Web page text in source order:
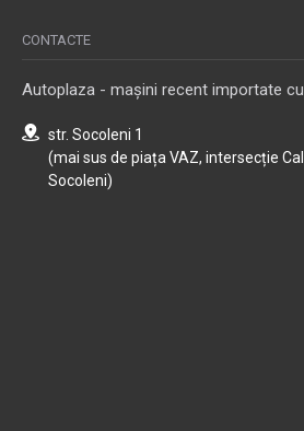
CONTACTE
Autoplaza - mașini recent importate
str. Socoleni 1
(mai sus de piața VAZ, intersecție
Socoleni)